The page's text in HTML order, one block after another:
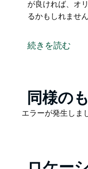
が良ければ、オ
るかもしれません
オーストラリア
しみましょう。
120 種以上の鳥
続きを読む
Product
List
同様の
Product
エラーが発生しま